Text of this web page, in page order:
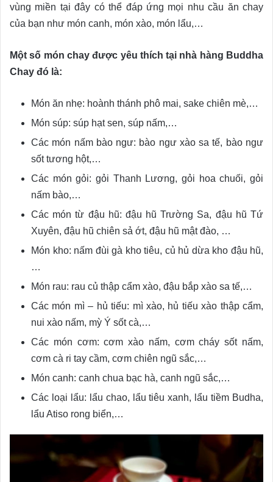
vùng miền tại đây có thể đáp ứng mọi nhu cầu ăn chay
của bạn như món canh, món xào, món lẩu,…
Một số món chay được yêu thích tại nhà hàng Buddha
Chay đó là:
Món ăn nhẹ: hoành thánh phô mai, sake chiên mè,…
Món súp: súp hạt sen, súp nấm,…
Các món nấm bào ngư: bào ngư xào sa tế, bào ngư
sốt tương hột,…
Các món gỏi: gỏi Thanh Lương, gỏi hoa chuối, gỏi
nấm bào,…
Các món từ đậu hũ: đậu hũ Trường Sa, đậu hũ Tứ
Xuyên, đậu hũ chiên sả ớt, đậu hũ mật đào, …
Món kho: nấm đùi gà kho tiêu, củ hủ dừa kho đậu hũ,
…
Món rau: rau củ thập cẩm xào, đậu bắp xào sa tế,…
Các món mì – hủ tiếu: mì xào, hủ tiếu xào thập cẩm,
nui xào nấm, mỳ Ý sốt cà,…
Các món cơm: cơm xào nấm, cơm cháy sốt nấm,
cơm cà ri tay cầm, cơm chiên ngũ sắc,…
Món canh: canh chua bạc hà, canh ngũ sắc,…
Các loại lẩu: lẩu chao, lẩu tiêu xanh, lẩu tiềm Budha,
lẩu Atiso rong biển,…